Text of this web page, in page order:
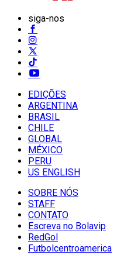
siga-nos
EDIÇÕES
ARGENTINA
BRASIL
CHILE
GLOBAL
MÉXICO
PERU
US ENGLISH
SOBRE NÓS
STAFF
CONTATO
Escreva no Bolavip
RedGol
Futbolcentroamerica